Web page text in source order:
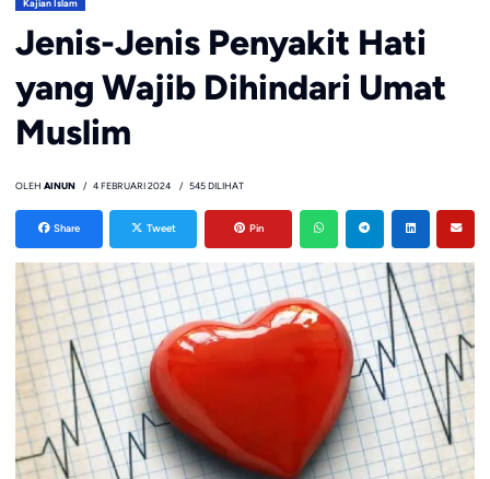
Kajian Islam
Jenis-Jenis Penyakit Hati
yang Wajib Dihindari Umat
Muslim
OLEH AINUN 4 FEBRUARI 2024 545 DILIHAT
Share Tweet Pin